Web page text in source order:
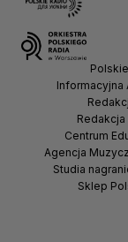
Informacyjna
Redakcja
Centrum
Agencja
Studia
Sklep